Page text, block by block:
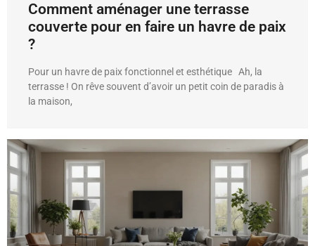
Comment aménager une terrasse
couverte pour en faire un havre de paix
?
Pour un havre de paix fonctionnel et esthétique Ah, la
terrasse ! On rêve souvent d’avoir un petit coin de paradis à
la maison,